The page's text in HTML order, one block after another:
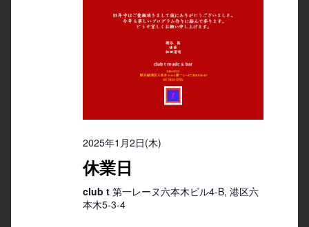
2025年1月2日(木)
休業日
club t 第一レーヌ六本木ビル4-B, 港区六
本木5-3-4